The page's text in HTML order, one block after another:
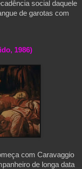
social daquele
de garotas com
1986)
com Caravaggio
de longa data